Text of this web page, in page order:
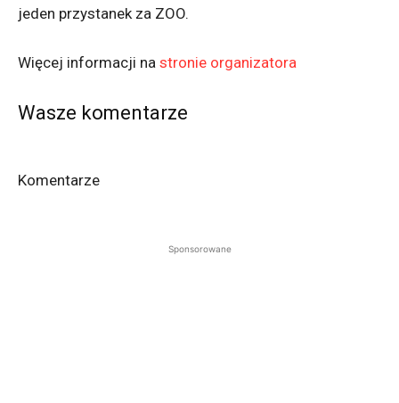
jeden przystanek za ZOO.
Więcej informacji na stronie organizatora
Wasze komentarze
Komentarze
Sponsorowane